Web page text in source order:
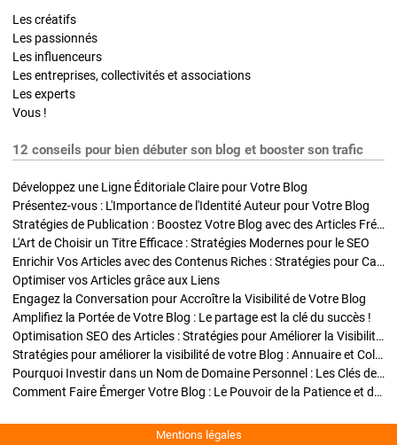
Les créatifs
Les passionnés
Les influenceurs
Les entreprises, collectivités et associations
Les experts
Vous !
12 conseils pour bien débuter son blog et booster son trafic
Développez une Ligne Éditoriale Claire pour Votre Blog
Présentez-vous : L'Importance de l'Identité Auteur pour Votre Blog
Stratégies de Publication : Boostez Votre Blog avec des Articles Fréquents et Exclusifs
L'Art de Choisir un Titre Efficace : Stratégies Modernes pour le SEO
Enrichir Vos Articles avec des Contenus Riches : Stratégies pour Captiver et Optimiser
Optimiser vos Articles grâce aux Liens
Engagez la Conversation pour Accroître la Visibilité de Votre Blog
Amplifiez la Portée de Votre Blog : Le partage est la clé du succès !
Optimisation SEO des Articles : Stratégies pour Améliorer la Visibilité de Votre Blog
Stratégies pour améliorer la visibilité de votre Blog : Annuaire et Collaborations
Pourquoi Investir dans un Nom de Domaine Personnel : Les Clés de la Réussite de Votre Blog
Comment Faire Émerger Votre Blog : Le Pouvoir de la Patience et de la Persévérance
Mentions légales